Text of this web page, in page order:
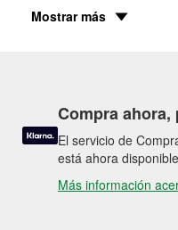
Mostrar más
Compra ahora,
El servicio de
está ahora
Más información